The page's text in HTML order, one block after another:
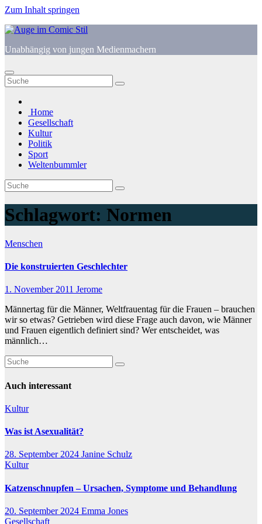
Zum Inhalt springen
Unabhängig von jungen Medienmachern
Home
Gesellschaft
Kultur
Politik
Sport
Weltenbummler
Schlagwort: Normen
Menschen
Die konstruierten Geschlechter
1. November 2011 Jerome
Männertag für die Männer, Weltfrauentag für die Frauen – brauchen
wir so etwas? Getrieben wird diese Frage auch davon, wie Männer
und Frauen eigentlich definiert sind? Wer entscheidet, was
männlich…
Auch interessant
Kultur
Was ist Asexualität?
28. September 2024 Janine Schulz
Kultur
Katzenschnupfen – Ursachen, Symptome und Behandlung
20. September 2024 Emma Jones
Gesellschaft